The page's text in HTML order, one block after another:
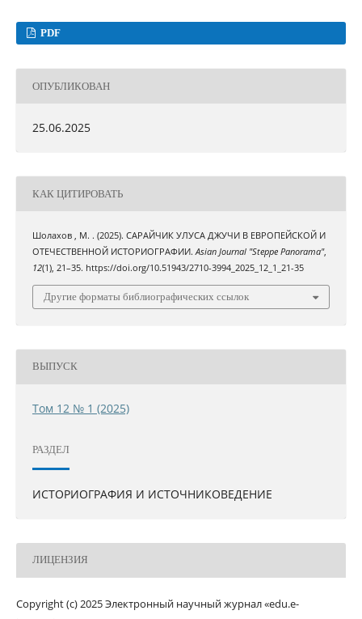
PDF
ОПУБЛИКОВАН
25.06.2025
КАК ЦИТИРОВАТЬ
Шолахов , М. . (2025). САРАЙЧИК УЛУСА ДЖУЧИ В ЕВРОПЕЙСКОЙ И
ОТЕЧЕСТВЕННОЙ ИСТОРИОГРАФИИ.Asian Journal "Steppe Panorama",
12(1), 21–35. https://doi.org/10.51943/2710-3994_2025_12_1_21-35
Другие форматы библиографических ссылок
ВЫПУСК
Том 12 № 1 (2025)
РАЗДЕЛ
ИСТОРИОГРАФИЯ И ИСТОЧНИКОВЕДЕНИЕ
ЛИЦЕНЗИЯ
Copyright (c) 2025 Электронный научный журнал «edu.e-